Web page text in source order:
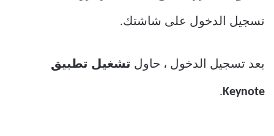
تسجيل الدخول على شاشتك.
بعد تسجيل الدخول ، حاول تشغيل تطبيق
Keynote
.